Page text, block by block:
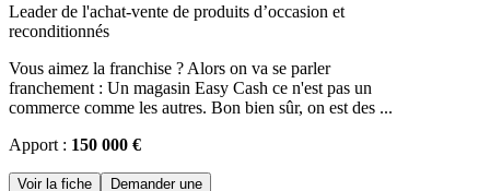
Leader de l'achat-vente de produits d’occasion et
reconditionnés
Vous aimez la franchise ? Alors on va se parler
franchement : Un magasin Easy Cash ce n'est pas un
commerce comme les autres. Bon bien sûr, on est des ...
Apport : 150 000 €
Voir la fiche
Demander une